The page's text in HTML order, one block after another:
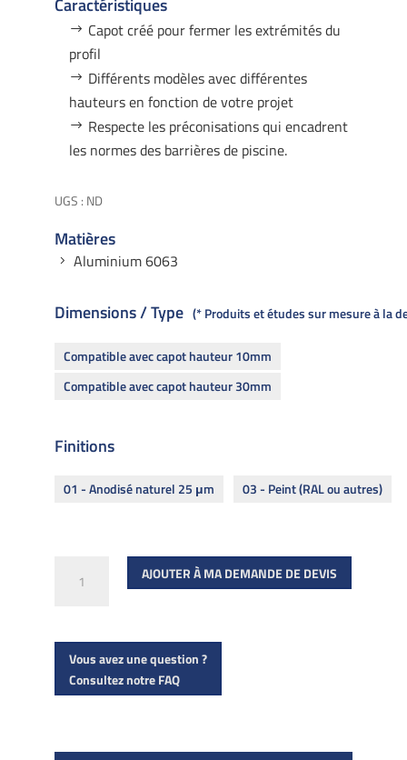
Caractéristiques
Capot créé pour fermer les extrémités du
profil
Différents modèles avec différentes
hauteurs en fonction de votre projet
Respecte les préconisations qui encadrent
les normes des barrières de piscine.
UGS : ND
Matières
Aluminium 6063
Dimensions / Type * Produits et études sur mesure à la
Compatible avec capot hauteur 10mm
Compatible avec capot hauteur 30mm
Finitions
01 - Anodisé naturel 25 μm 03 - Peint (RAL ou autres)
d'extrémité
Rail
SWIMSIDE
AJOUTER À MA DEMANDE DE DEVIS
Vous avez une question ?
Consultez notre FAQ